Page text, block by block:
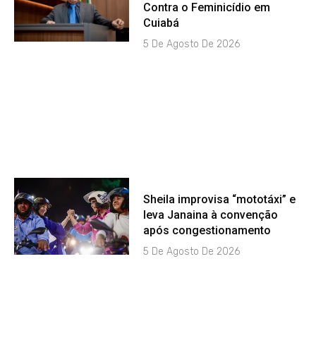
Contra o Feminicídio em
Cuiabá
5 De Agosto De 2026
Sheila improvisa “mototáxi” e
leva Janaina à convenção
após congestionamento
5 De Agosto De 2026